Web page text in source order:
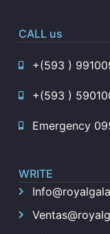
CALL us
+(593 )
+(593 )
Emergency
WRITE